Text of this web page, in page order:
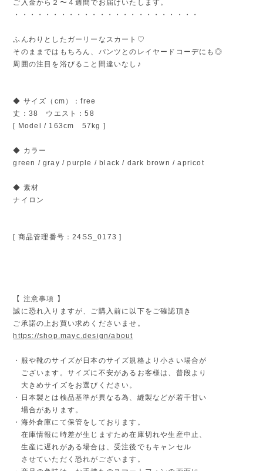
ご入金から２〜４週間でお届けいたします。
・・・・・・・・・・・・・・・・・・・・・・・・
ふんわりとしたガーリーなスカート♡
そのままではもちろん、パンツとのレイヤードコーデにも◎
周囲の注目を浴びること間違いなし♪
◆ サイズ（cm）：free
丈：38 ウエスト：58
[ Model / 163cm 57kg ]
◆ カラー
green / gray / purple / black / dark brown / apricot
◆ 素材
ナイロン
[ 商品管理番号：24SS_0173 ]
【 注意事項 】
誠に恐れ入りますが、ご購入前に以下をご確認頂き
ご承諾の上お買い求めくださいませ。
https://shop.mayc.design/about
・服や靴のサイズが日本のサイズ規格より小さい場合が
ございます。サイズに不安があるお客様は、普段より
大きめサイズをお選びください。
・日本製とは検品基準が異なる為、縫製などが若干甘い
場合があります。
・海外倉庫にて保管をしております。
在庫情報に時差が生じますため在庫切れや生産中止、
生産に遅れがある場合は、受注後でもキャンセル
させていただく恐れがございます。